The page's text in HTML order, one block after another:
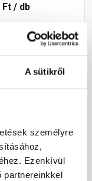
A sütikről
személyre
Ezenkívül
partnereinkkel
Ft / db
Megnézem